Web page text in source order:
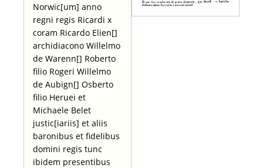
Norwic[um] anno
regni regis Ricardi x
coram Ricardo Elien[]
archidiacono Willelmo
de Warenn[] Roberto
filio Rogeri Willelmo
de Aubign[] Osberto
filio Heruei et
Michaele Belet
justic[iariis] et aliis
baronibus et fidelibus
domini regis tunc
ibidem presentibus